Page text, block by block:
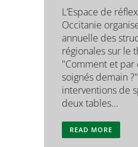
L’Espace de
Occitanie
annuelle des
régionales sur le
"Comment et par
soignés demain
interventions de
deux tables...
READ MORE